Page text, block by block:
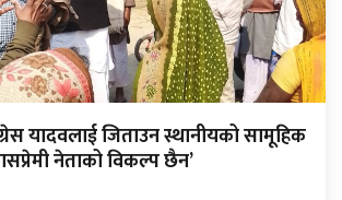
यादवलाई जिताउन स्थानीयको सामूहिक
नेताको विकल्प छैन’